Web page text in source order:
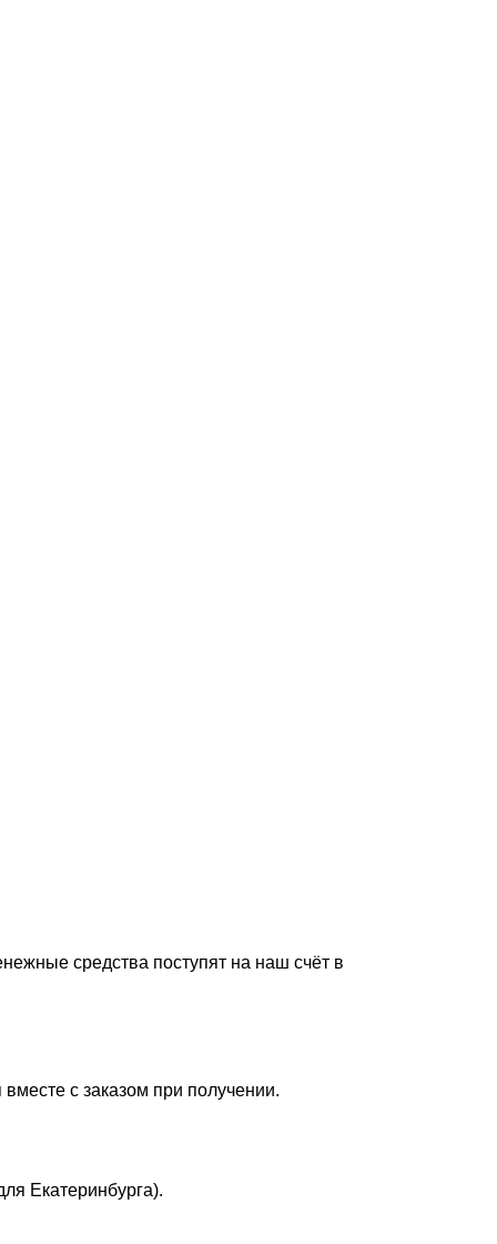
средства поступят на наш счёт в
с заказом при получении.
Екатеринбурга).